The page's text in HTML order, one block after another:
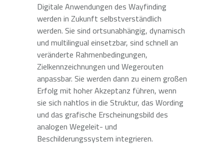
Digitale Anwendungen des Wayfinding
werden in Zukunft selbstverständlich
werden. Sie sind ortsunabhängig, dynamisch
und multilingual einsetzbar, sind schnell an
veränderte Rahmenbedingungen,
Zielkennzeichnungen und Wegerouten
anpassbar. Sie werden dann zu einem großen
Erfolg mit hoher Akzeptanz führen, wenn
sie sich nahtlos in die Struktur, das Wording
und das grafische Erscheinungsbild des
analogen Wegeleit- und
Beschilderungssystem integrieren.